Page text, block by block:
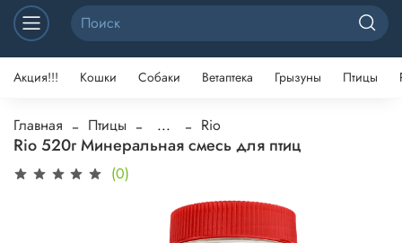
Акция!!! Кошки Собаки Ветаптека Грызуны Птицы
Главная Птицы ... Rio
Rio 520г Минеральная смесь для птиц
(0)